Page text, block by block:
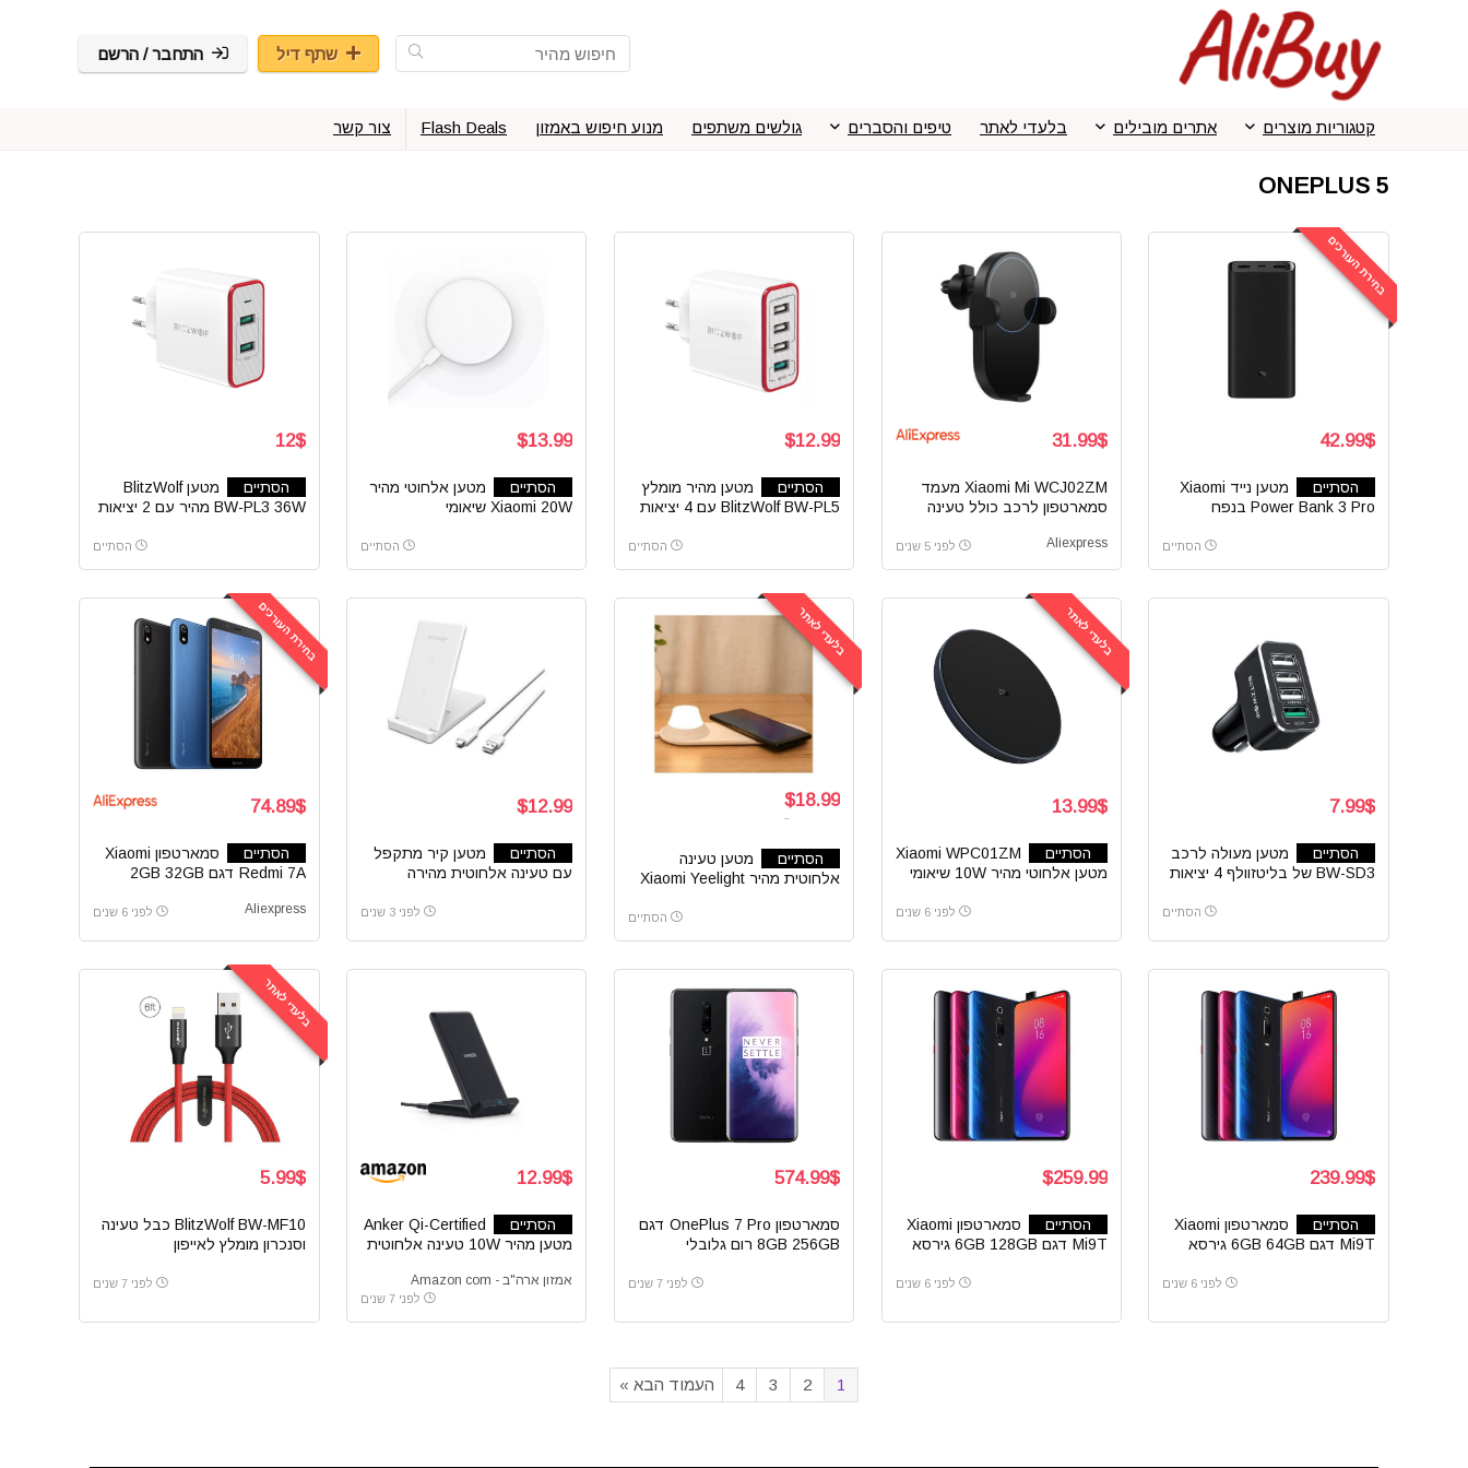
שתף דיל התחבר / הרשם
קטגוריות מוצרים אתרים מובילים בלעדי לאתר טיפים והסברים גולשים משתפים מנוע חיפוש באמזון Flash Deals צור קשר
ONEPLUS 5
בחירת העורכים
42.99$
הסתיים
מטען נייד Xiaomi
Power Bank 3 Pro בנפח
הסתיים
31.99$
Xiaomi Mi WCJ02ZM מעמד
סמארטפון לרכב כולל טעינה
Aliexpress לפני 5 שנים
$12.99
הסתיים
מטען מהיר מומלץ
BlitzWolf BW-PL5 עם 4 יציאות
הסתיים
$13.99
הסתיים
מטען אלחוטי מהיר
Xiaomi 20W שיאומי
הסתיים
12$
הסתיים
מטען BlitzWolf
BW-PL3 36W מהיר עם 2 יציאות
הסתיים
7.99$
הסתיים
מטען מעולה לרכב
BW-SD3 של בליטזוולף 4 יציאות
הסתיים
בלעדי לאתר
13.99$
הסתיים
Xiaomi WPC01ZM
מטען אלחוטי מהיר 10W שיאומי
לפני 6 שנים
בלעדי לאתר
$18.99
הסתיים
מטען טעינה
אלחוטית מהיר Xiaomi Yeelight
הסתיים
$12.99
הסתיים
מטען קיר מתקפל
עם טעינה אלחוטית מהירה
לפני 3 שנים
בחירת העורכים
74.89$
הסתיים
סמארטפון Xiaomi
Redmi 7A דגם 2GB 32GB
Aliexpress לפני 6 שנים
239.99$
הסתיים
סמארטפון Xiaomi
Mi9T דגם 6GB 64GB גירסא
לפני 6 שנים
$259.99
הסתיים
סמארטפון Xiaomi
Mi9T דגם 6GB 128GB גירסא
לפני 6 שנים
574.99$
סמארטפון OnePlus 7 Pro דגם
8GB 256GB רום גלובלי
לפני 7 שנים
12.99$
הסתיים
Anker Qi-Certified
מטען מהיר 10W טעינה אלחוטית
אמזון ארה"ב - Amazon com
לפני 7 שנים
בלעדי לאתר
5.99$
BlitzWolf BW-MF10 כבל טעינה
וסנכרון מומלץ לאייפון
לפני 7 שנים
1
2
3
4 העמוד הבא »